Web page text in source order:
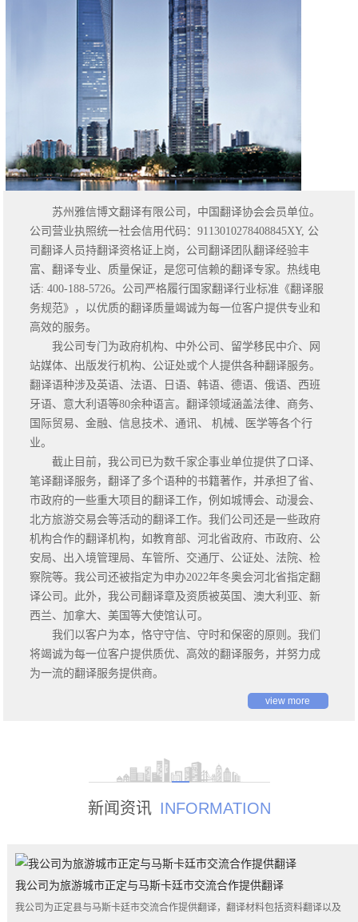
苏州雅信博文翻译有限公司，中国翻译协会会员单位。
公司营业执照统一社会信用代码：9113010278408845XY, 公
司翻译人员持翻译资格证上岗，公司翻译团队翻译经验丰
富、翻译专业、质量保证，是您可信赖的翻译专家。热线电
话: 400-188-5726。公司严格履行国家翻译行业标准《翻译服
务规范》，以优质的翻译质量竭诚为每一位客户提供专业和
高效的服务。
我公司专门为政府机构、中外公司、留学移民中介、网
站媒体、出版发行机构、公证处或个人提供各种翻译服务。
翻译语种涉及英语、法语、日语、韩语、德语、俄语、西班
牙语、意大利语等80余种语言。翻译领域涵盖法律、商务、
国际贸易、金融、信息技术、通讯、 机械、医学等各个行
业。
截止目前，我公司已为数千家企事业单位提供了口译、
笔译翻译服务，翻译了多个语种的书籍著作，并承担了省、
市政府的一些重大项目的翻译工作，例如城博会、动漫会、
北方旅游交易会等活动的翻译工作。我们公司还是一些政府
机构合作的翻译机构，如教育部、河北省政府、市政府、公
安局、出入境管理局、车管所、交通厅、公证处、法院、检
察院等。我公司还被指定为申办2022年冬奥会河北省指定翻
译公司。此外，我公司翻译章及资质被英国、澳大利亚、新
西兰、加拿大、美国等大使馆认可。
我们以客户为本，恪守守信、守时和保密的原则。我们
将竭诚为每一位客户提供质优、高效的翻译服务，并努力成
为一流的翻译服务提供商。
view more
新闻资讯 INFORMATION
我公司为旅游城市正定与马斯卡廷市交流合作提供翻译
我公司为正定县与马斯卡廷市交流合作提供翻译，翻译材料包括资料翻译以及